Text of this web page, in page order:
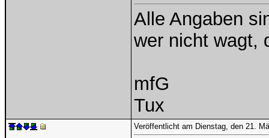
Alle Angaben
wer nicht wagt,
mfG
Tux
Veröffentlicht am Dienstag, den 21.